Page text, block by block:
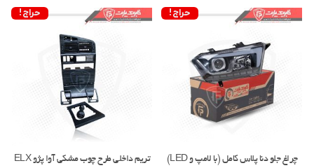
حراج!
چراغ جلو دنا پلاس کامل (با لامپ و LED)
حراج!
تریم داخلی طرح چوب مشکی آوا پژو ELX